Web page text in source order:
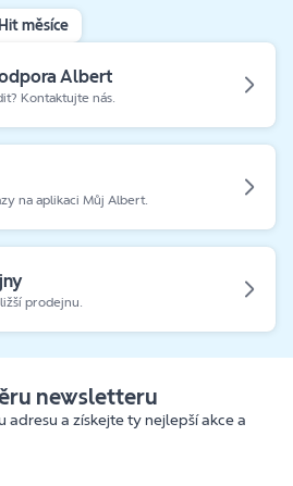
Hit měsíce
Albert
Kontaktujte nás.
na aplikaci Můj Albert.
prodejnu.
newsletteru
adresu a získejte ty nejlepší akce a